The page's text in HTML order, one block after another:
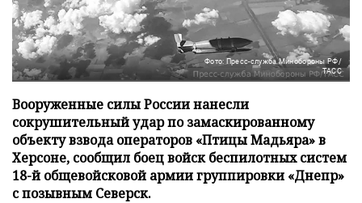
Фото: Пресс-служба Минобороны РФ/
ТАСС
Вооруженные силы России нанесли
сокрушительный удар по замаскированному
объекту взвода операторов «Птицы Мадьяра» в
Херсоне, сообщил боец войск беспилотных систем
18-й общевойсковой армии группировки «Днепр»
с позывным Северск.